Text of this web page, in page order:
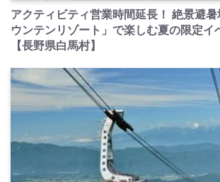
アクティビティ営業時間延長！ 絶景避
ウンテンリゾート」で楽しむ夏の限定イ
【長野県白馬村】